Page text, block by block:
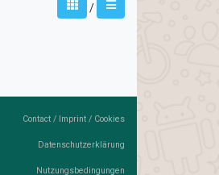
/
Contact / Imprint / Cookies
Datenschutzerklärung
Nutzungsbedingungen